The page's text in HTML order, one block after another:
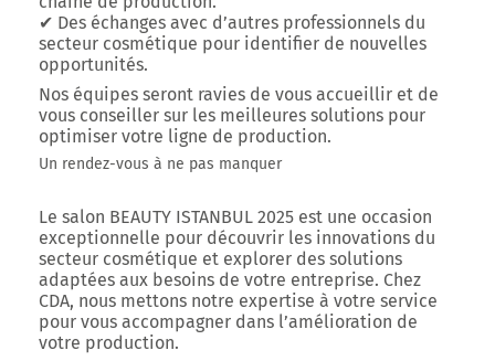
✔ Des échanges avec d’autres professionnels du
secteur cosmétique pour identifier de nouvelles
opportunités.
Nos équipes seront ravies de vous accueillir et de
vous conseiller sur les meilleures solutions pour
optimiser votre ligne de production.
Un rendez-vous à ne pas manquer
Le salon BEAUTY ISTANBUL 2025 est une occasion
exceptionnelle pour découvrir les innovations du
secteur cosmétique et explorer des solutions
adaptées aux besoins de votre entreprise. Chez
CDA, nous mettons notre expertise à votre service
pour vous accompagner dans l’amélioration de
votre production.